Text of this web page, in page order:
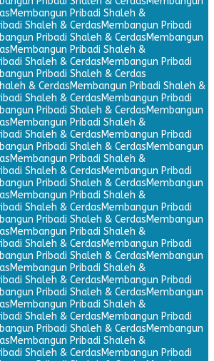
Membangun Pribadi Shaleh &
Shaleh & CerdasMembangun Pribadi
Pribadi Shaleh & CerdasMembangun
Membangun Pribadi Shaleh &
Shaleh & CerdasMembangun Pribadi
Pribadi Shaleh & Cerdas
& CerdasMembangun Pribadi Shaleh &
Shaleh & CerdasMembangun Pribadi
Pribadi Shaleh & CerdasMembangun
Membangun Pribadi Shaleh &
Shaleh & CerdasMembangun Pribadi
Pribadi Shaleh & CerdasMembangun
Membangun Pribadi Shaleh &
Shaleh & CerdasMembangun Pribadi
Pribadi Shaleh & CerdasMembangun
Membangun Pribadi Shaleh &
Shaleh & CerdasMembangun Pribadi
Pribadi Shaleh & CerdasMembangun
Membangun Pribadi Shaleh &
Shaleh & CerdasMembangun Pribadi
Pribadi Shaleh & CerdasMembangun
Membangun Pribadi Shaleh &
Shaleh & CerdasMembangun Pribadi
Pribadi Shaleh & CerdasMembangun
Membangun Pribadi Shaleh &
Shaleh & CerdasMembangun Pribadi
Pribadi Shaleh & CerdasMembangun
Membangun Pribadi Shaleh &
Shaleh & CerdasMembangun Pribadi